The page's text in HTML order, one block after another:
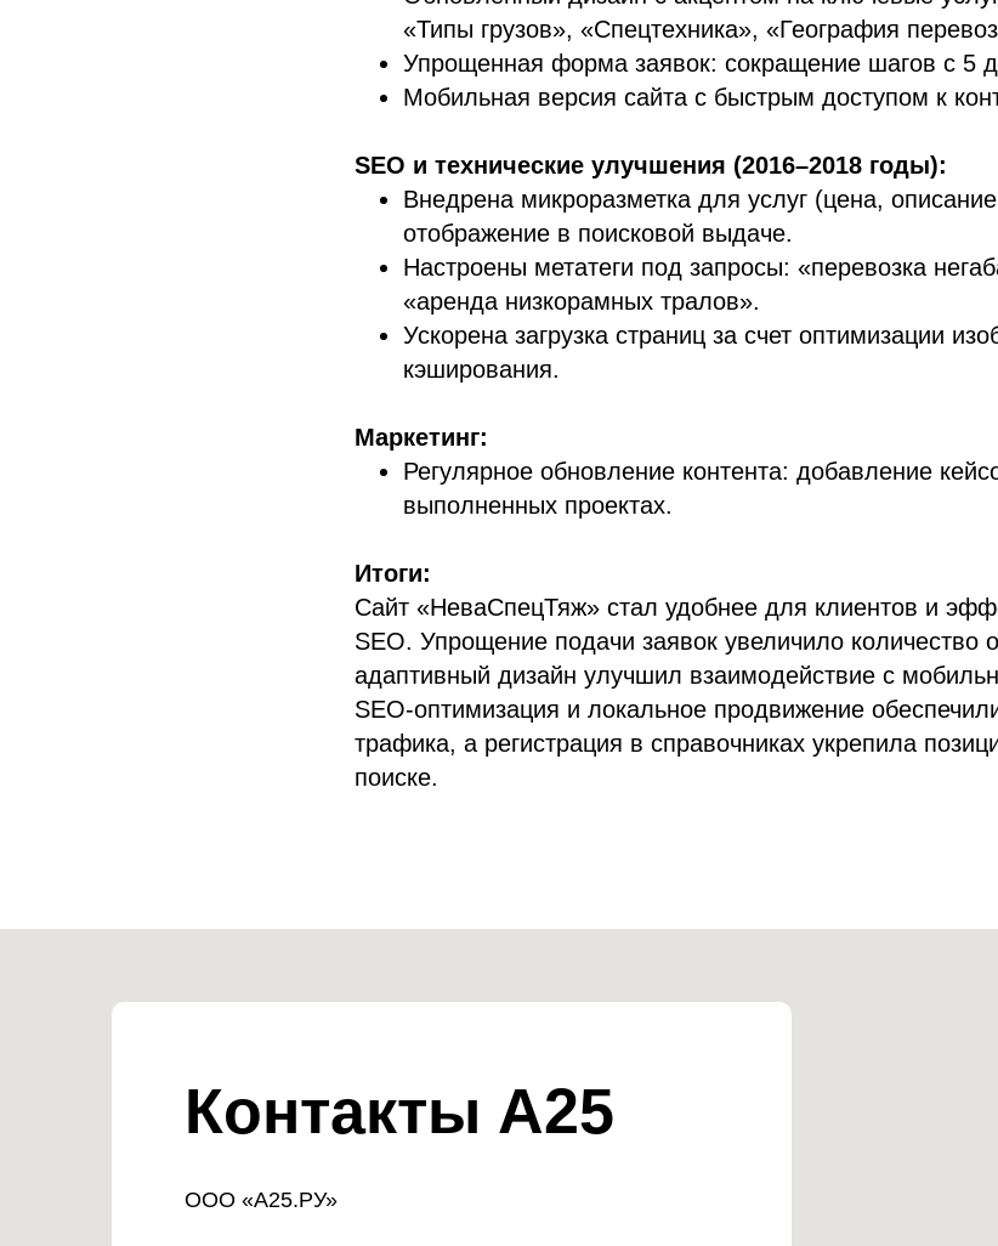
«Типы грузов», «Спецтехника», «География
Упрощенная форма заявок: сокращение шагов с 5
Мобильная версия сайта с быстрым доступом к
SEO и технические улучшения (2016–2018 годы):
Внедрена микроразметка для услуг (цена,
отображение в поисковой выдаче.
Настроены метатеги под запросы: «перевозка
«аренда низкорамных тралов».
Ускорена загрузка страниц за счет оптимизации
кэширования.
Маркетинг:
Регулярное обновление контента: добавление
выполненных проектах.
Итоги:
Сайт «НеваСпецТяж» стал удобнее для клиентов и
SEO. Упрощение подачи заявок увеличило количество
адаптивный дизайн улучшил взаимодействие с
SEO-оптимизация и локальное продвижение
трафика, а регистрация в справочниках укрепила
поиске.
Контакты А25
ООО «А25.РУ»